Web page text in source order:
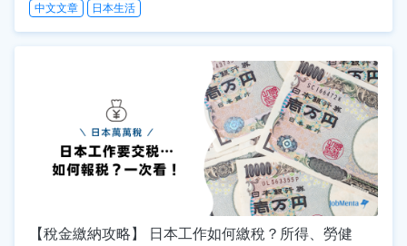
中文文章 日本生活
【稅金繳納攻略】 日本工作如何繳稅？所得、勞健